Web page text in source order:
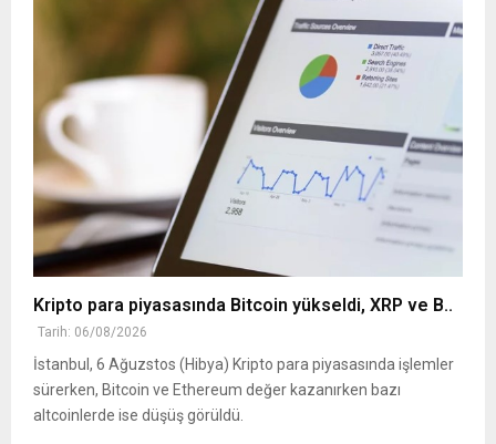
Kripto para piyasasında Bitcoin yükseldi, XRP ve B..
Tarih: 06/08/2026
İstanbul, 6 Ağuzstos (Hibya) Kripto para piyasasında işlemler
sürerken, Bitcoin ve Ethereum değer kazanırken bazı
altcoinlerde ise düşüş görüldü.